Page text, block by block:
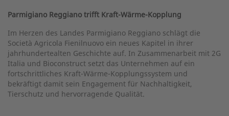
Parmigiano Reggiano trifft Kraft-Wärme-Kopplung
Im Herzen des Landes Parmigiano Reggiano schlägt die
Società Agricola Fienilnuovo ein neues Kapitel in ihrer
jahrhundertealten Geschichte auf. In Zusammenarbeit mit 2G
Italia und Bioconstruct setzt das Unternehmen auf ein
fortschrittliches Kraft-Wärme-Kopplungssystem und
bekräftigt damit sein Engagement für Nachhaltigkeit,
Tierschutz und hervorragende Qualität.